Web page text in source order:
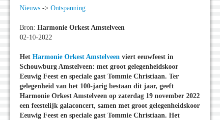
Nieuws -> Ontspanning
Bron: Harmonie Orkest Amstelveen
02-10-2022
Het Harmonie Orkest Amstelveen viert eeuwfeest in
Schouwburg Amstelveen: met groot gelegenheidskoor
Eeuwig Feest en speciale gast Tommie Christiaan. Ter
gelegenheid van het 100-jarig bestaan dit jaar, geeft
Harmonie Orkest Amstelveen op zaterdag 19 november 2022
een feestelijk galaconcert, samen met groot gelegenheidskoor
Eeuwig Feest en speciale gast Tommie Christiaan. Het